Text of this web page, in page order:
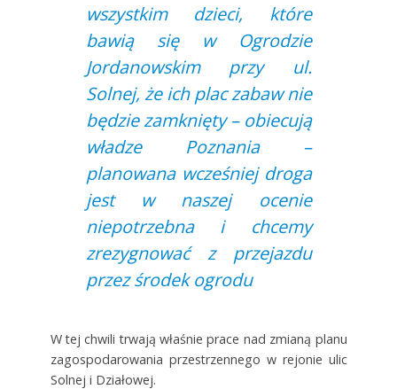
wszystkim dzieci, które
bawią się w Ogrodzie
Jordanowskim przy ul.
Solnej, że ich plac zabaw nie
będzie zamknięty – obiecują
władze Poznania –
planowana wcześniej droga
jest w naszej ocenie
niepotrzebna i chcemy
zrezygnować z przejazdu
przez środek ogrodu
W tej chwili trwają właśnie prace nad zmianą planu
zagospodarowania przestrzennego w rejonie ulic
Solnej i Działowej.